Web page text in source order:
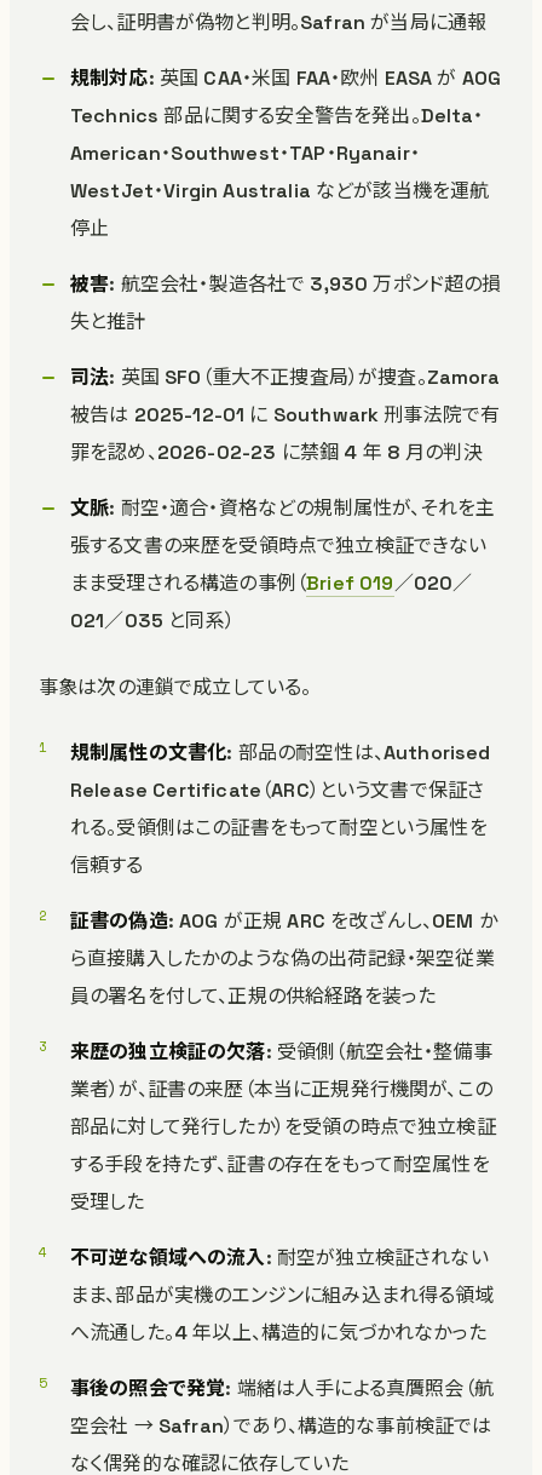
会し、証明書が偽物と判明。Safran が当局に通報
規制対応: 英国 CAA・米国 FAA・欧州 EASA が AOG
Technics 部品に関する安全警告を発出。Delta・
American・Southwest・TAP・Ryanair・
WestJet・Virgin Australia などが該当機を運航
停止
被害: 航空会社・製造各社で 3,930 万ポンド超の損
失と推計
司法: 英国 SFO（重大不正捜査局）が捜査。Zamora
被告は 2025-12-01 に Southwark 刑事法院で有
罪を認め、2026-02-23 に禁錮 4 年 8 月の判決
文脈: 耐空・適合・資格などの規制属性が、それを主
張する文書の来歴を受領時点で独立検証できない
まま受理される構造の事例（Brief 019／020／
021／035 と同系）
事象は次の連鎖で成立している。
規制属性の文書化: 部品の耐空性は、Authorised
Release Certificate（ARC）という文書で保証さ
れる。受領側はこの証書をもって耐空という属性を
信頼する
証書の偽造: AOG が正規 ARC を改ざんし、OEM か
ら直接購入したかのような偽の出荷記録・架空従業
員の署名を付して、正規の供給経路を装った
来歴の独立検証の欠落: 受領側（航空会社・整備事
業者）が、証書の来歴（本当に正規発行機関が、この
部品に対して発行したか）を受領の時点で独立検証
する手段を持たず、証書の存在をもって耐空属性を
受理した
不可逆な領域への流入: 耐空が独立検証されない
まま、部品が実機のエンジンに組み込まれ得る領域
へ流通した。4 年以上、構造的に気づかれなかった
事後の照会で発覚: 端緒は人手による真贋照会（航
空会社 → Safran）であり、構造的な事前検証では
なく偶発的な確認に依存していた